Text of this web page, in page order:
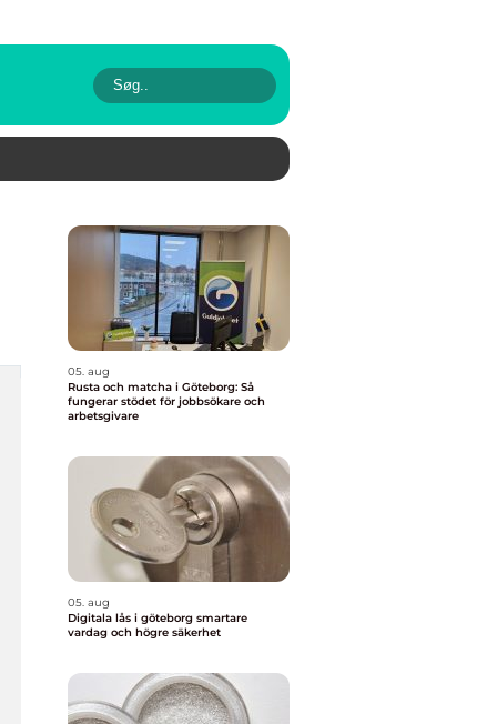
05. aug
Rusta och matcha i Göteborg: Så
fungerar stödet för jobbsökare och
arbetsgivare
05. aug
Digitala lås i göteborg smartare
vardag och högre säkerhet